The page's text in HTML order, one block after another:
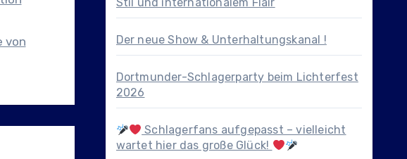
von
Stil und internationalem Flair
Der neue Show & Unterhaltungskanal !
Dortmunder-Schlagerparty beim Lichterfest
2026
Schlagerfans aufgepasst – vielleicht
wartet hier das große Glück!